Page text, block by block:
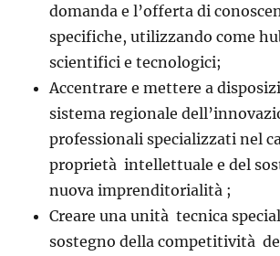
domanda e l’offerta di
specifiche, utilizzando come
scientifici e tecnologici;
Accentrare e mettere a
sistema regionale
professionali specializzati nel
proprietà intellettuale e del
nuova imprenditorialità ;
Creare una unità tecnica
sostegno della competitività